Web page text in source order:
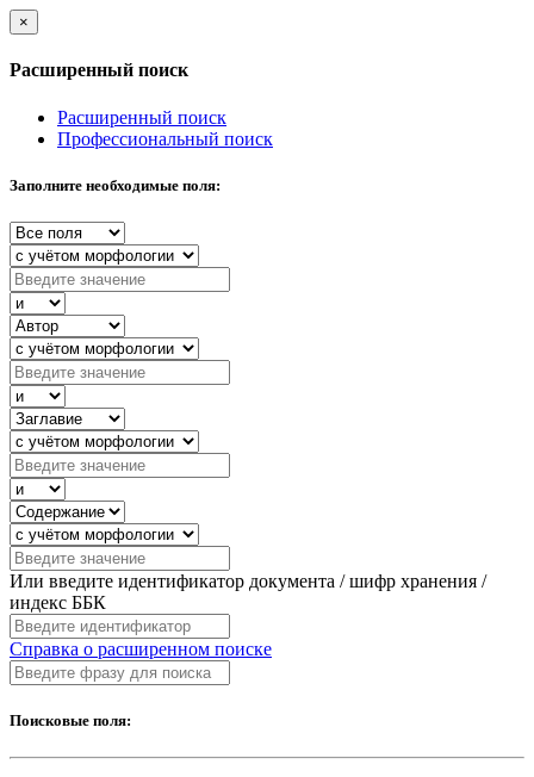
×
Расширенный поиск
Расширенный поиск
Профессиональный поиск
Заполните необходимые поля:
Или введите идентификатор документа / шифр хранения /
индекс ББК
Справка о расширенном поиске
Поисковые поля: